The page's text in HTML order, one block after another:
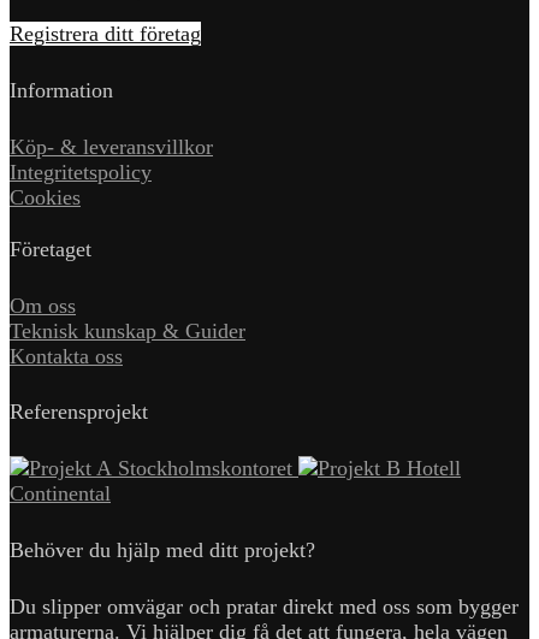
Registrera ditt företag
Information
Köp- & leveransvillkor
Integritetspolicy
Cookies
Företaget
Om oss
Teknisk kunskap & Guider
Kontakta oss
Referensprojekt
Stockholmskontoret
Hotell
Continental
Behöver du hjälp med ditt projekt?
Du slipper omvägar och pratar direkt med oss som bygger
armaturerna. Vi hjälper dig få det att fungera, hela vägen